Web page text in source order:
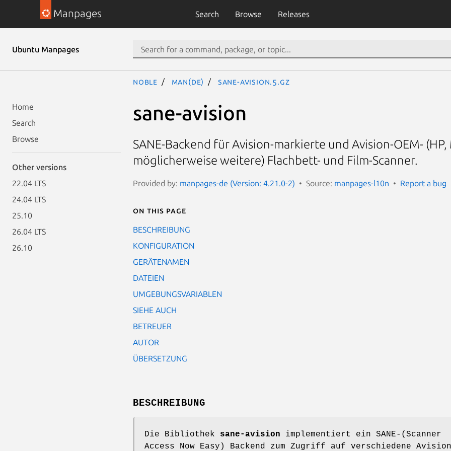
Manpages Search Browse Releases
Ubuntu Manpages
Home
Search
Browse
Other versions
22.04 LTS
24.04 LTS
25.10
26.04 LTS
26.10
noble man(de) sane-avision.5.gz
sane-avision
SANE-Backend für Avision-markierte und Avision-OEM-
möglicherweise weitere) Flachbett- und Film-Scanner.
Provided by: manpages-de (Version: 4.21.0-2) Source: manpages-l10n Report a bug
On this page
BESCHREIBUNG
KONFIGURATION
GERÄTENAMEN
DATEIEN
UMGEBUNGSVARIABLEN
SIEHE AUCH
BETREUER
AUTOR
ÜBERSETZUNG
BESCHREIBUNG
Die Bibliothek sane-avision implementiert ein SANE-(Scanner
Access Now Easy) Backend zum Zugriff auf verschiedene